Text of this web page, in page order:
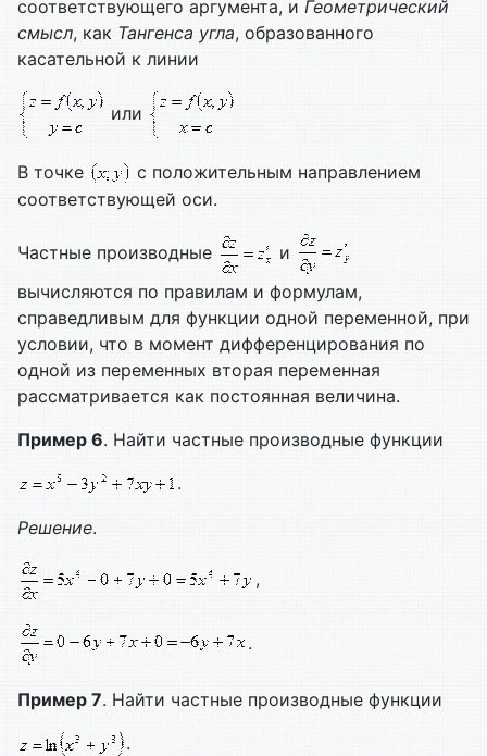
соответствующего аргумента, и Геометрический
смысл, как Тангенса угла, образованного
касательной к линии
или
В точке
с положительным направлением
соответствующей оси.
Частные производные
и
вычисляются по правилам и формулам,
справедливым для функции одной переменной, при
условии, что в момент дифференцирования по
одной из переменных вторая переменная
рассматривается как постоянная величина.
Пример 6. Найти частные производные функции
.
Решение.
,
.
Пример 7. Найти частные производные функции
.